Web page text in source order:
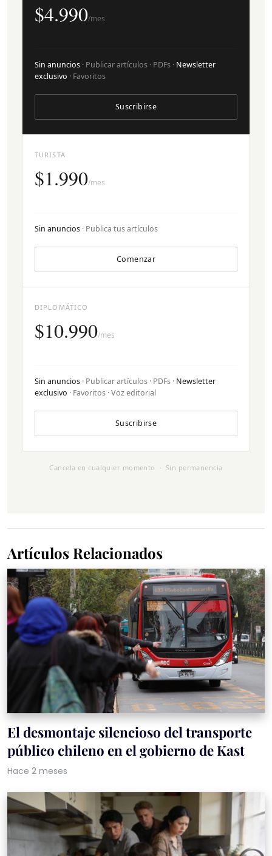
TURISTA
$1.990/mes
Sin anuncios · Publica tus artículos
Comenzar
$4.990/mes
Sin anuncios · Publicar artículos · PDFs · Newsletter
exclusivo · Favoritos
Suscribirse
DIPLOMÁTICO
$10.990/mes
Sin anuncios · Publicar artículos · PDFs · Newsletter
exclusivo · Favoritos · Voz editorial
Suscribirse
Cancela en cualquier momento · Sin permanencia
Artículos Relacionados
El desmontaje silencioso del transporte
público chileno en el gobierno de Kast
Hace 2 meses